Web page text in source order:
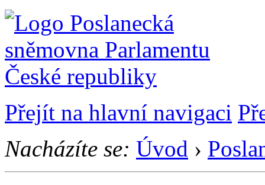
Přejít na hlavní navigaci
Nacházíte se: Úvod ›